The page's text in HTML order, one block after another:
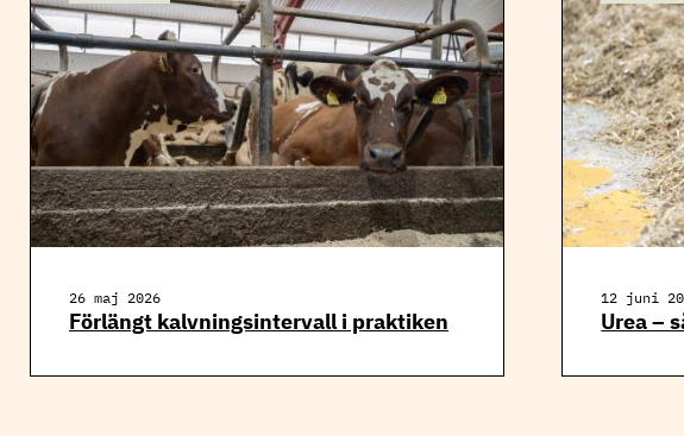
26 maj 2026
Förlängt kalvningsintervall i praktiken
12 juni
Urea –